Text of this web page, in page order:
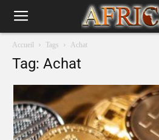
Accueil Tags Achat
Tag: Achat